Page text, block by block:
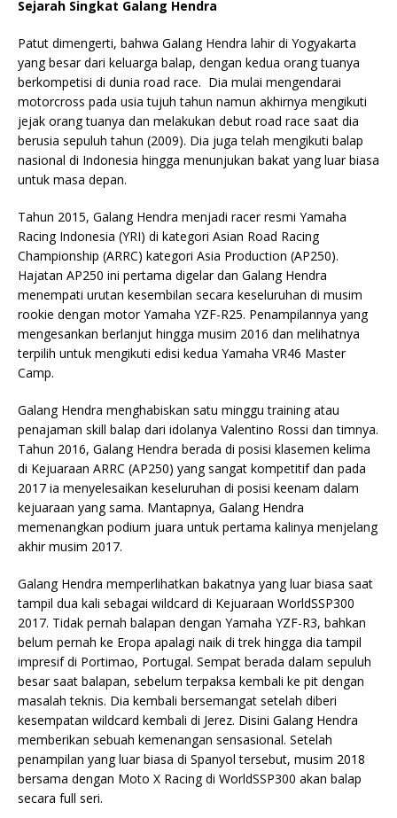
Sejarah Singkat Galang Hendra
Patut dimengerti, bahwa Galang Hendra lahir di Yogyakarta
yang besar dari keluarga balap, dengan kedua orang tuanya
berkompetisi di dunia road race. Dia mulai mengendarai
motorcross pada usia tujuh tahun namun akhirnya mengikuti
jejak orang tuanya dan melakukan debut road race saat dia
berusia sepuluh tahun (2009). Dia juga telah mengikuti balap
nasional di Indonesia hingga menunjukan bakat yang luar biasa
untuk masa depan.
Tahun 2015, Galang Hendra menjadi racer resmi Yamaha
Racing Indonesia (YRI) di kategori Asian Road Racing
Championship (ARRC) kategori Asia Production (AP250).
Hajatan AP250 ini pertama digelar dan Galang Hendra
menempati urutan kesembilan secara keseluruhan di musim
rookie dengan motor Yamaha YZF-R25. Penampilannya yang
mengesankan berlanjut hingga musim 2016 dan melihatnya
terpilih untuk mengikuti edisi kedua Yamaha VR46 Master
Camp.
Galang Hendra menghabiskan satu minggu training atau
penajaman skill balap dari idolanya Valentino Rossi dan timnya.
Tahun 2016, Galang Hendra berada di posisi klasemen kelima
di Kejuaraan ARRC (AP250) yang sangat kompetitif dan pada
2017 ia menyelesaikan keseluruhan di posisi keenam dalam
kejuaraan yang sama. Mantapnya, Galang Hendra
memenangkan podium juara untuk pertama kalinya menjelang
akhir musim 2017.
Galang Hendra memperlihatkan bakatnya yang luar biasa saat
tampil dua kali sebagai wildcard di Kejuaraan WorldSSP300
2017. Tidak pernah balapan dengan Yamaha YZF-R3, bahkan
belum pernah ke Eropa apalagi naik di trek hingga dia tampil
impresif di Portimao, Portugal. Sempat berada dalam sepuluh
besar saat balapan, sebelum terpaksa kembali ke pit dengan
masalah teknis. Dia kembali bersemangat setelah diberi
kesempatan wildcard kembali di Jerez. Disini Galang Hendra
memberikan sebuah kemenangan sensasional. Setelah
penampilan yang luar biasa di Spanyol tersebut, musim 2018
bersama dengan Moto X Racing di WorldSSP300 akan balap
secara full seri.